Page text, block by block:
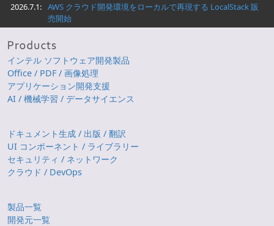
2026.7.1: AWS クラウド開発環境をローカルで再現する LocalStack 販
売開始
インテル ソフトウェア開発製品
Office / PDF / 画像処理
アプリケーション開発支援
AI / 機械学習 / データサイエンス
ドキュメント生成 / 出版 / 翻訳
UI コンポーネント / ライブラリー
セキュリティ / ネットワーク
クラウド / DevOps
製品一覧
開発元一覧